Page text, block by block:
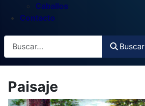
Caballos
Contacto
Buscar
Buscar
Paisaje